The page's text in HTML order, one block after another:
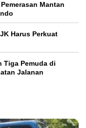
Mantan
Harus Perkuat
Tiga Pemuda di
Jalanan